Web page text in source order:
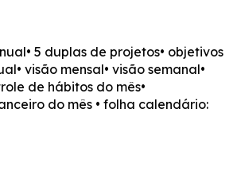
5 duplas de projetos• objetivos
visão mensal• visão semanal•
de hábitos do mês•
do mês • folha calendário: